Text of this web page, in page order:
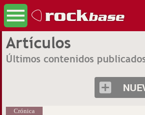
Artículos
Últimos contenidos
Crónica